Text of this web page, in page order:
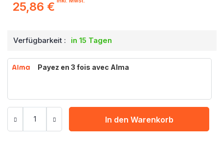
25,86 €
Verfügbarkeit : in 15 Tagen
Payez en 3 fois avec Alma
In den Warenkorb